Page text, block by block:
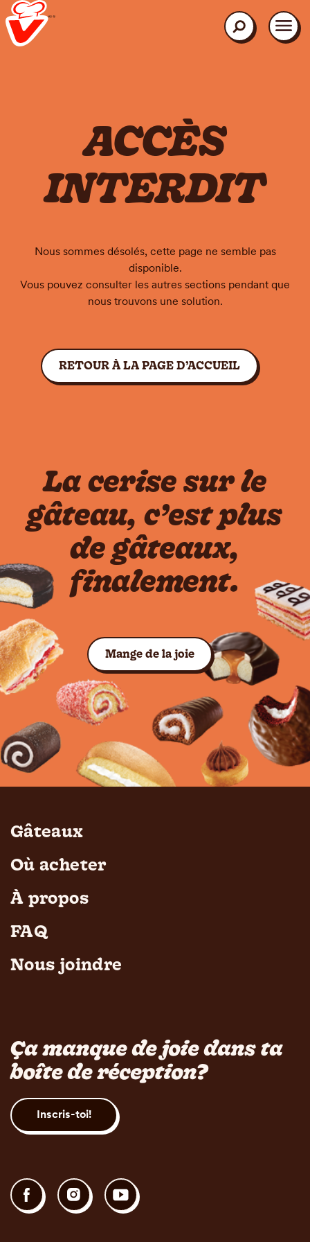
Aller
au
contenuRechercher
ACCÈS
INTERDIT
Nous sommes désolés, cette page ne semble pas
disponible.
Vous pouvez consulter les autres sections pendant que
nous trouvons une solution.
RETOUR À LA PAGE D’ACCUEIL
La cerise sur le
gâteau, c’est plus
de gâteaux,
finalement.
Mange de la joieVoir les gâteaux
Ça manque de joie dans ta
boîte de réception?
Inscris-toi!
Gâteaux
Où acheter
À propos
FAQ
Nous joindre